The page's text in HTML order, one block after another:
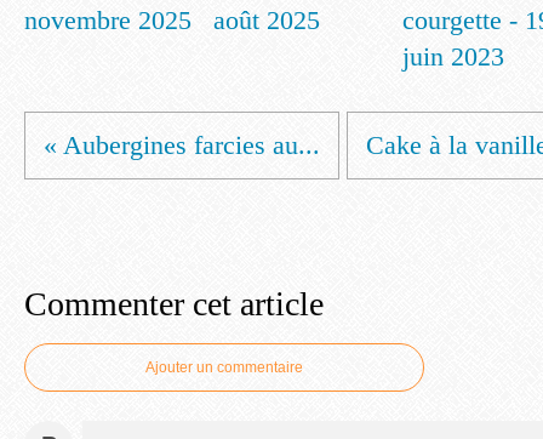
novembre 2025
août 2025
courgette -
juin 2023
« Aubergines farcies au... Cake à la
Commenter cet article
Ajouter un commentaire